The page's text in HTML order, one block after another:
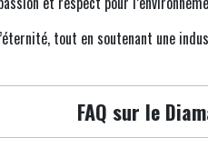
tout en soutenant une
FAQ sur le